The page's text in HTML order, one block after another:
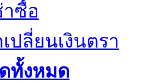
าซื้อ
ปลี่ยนเงินตรา
ทั้งหมด